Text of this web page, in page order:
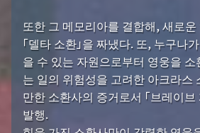
또한 그 메모리아를 결합해, 새로
「델타 소환」을 짜냈다. 또, 누구나
을 수 있는 자원으로부터 영웅을
는 일의 위험성을 고려한 아크라스
만한 소환사의 증거로서 「브레이브
발행.